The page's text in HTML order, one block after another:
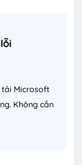
tải Microsoft
Không cần